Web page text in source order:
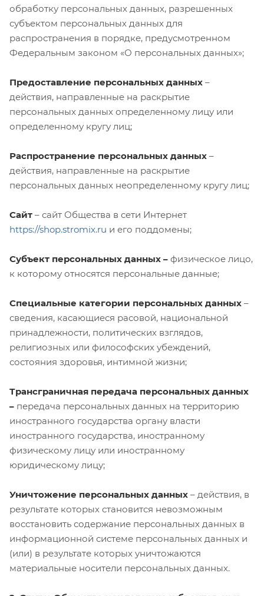
обработку персональных данных, разрешенных
субъектом персональных данных для
распространения в порядке, предусмотренном
Федеральным законом «О персональных данных»;
Предоставление персональных данных –
действия, направленные на раскрытие
персональных данных определенному лицу или
определенному кругу лиц;
Распространение персональных данных –
действия, направленные на раскрытие
персональных данных неопределенному кругу лиц;
Сайт – сайт Общества в сети Интернет
https://shop.stromix.ru и его поддомены;
Субъект персональных данных – физическое лицо,
к которому относятся персональные данные;
Специальные категории персональных данных –
сведения, касающиеся расовой, национальной
принадлежности, политических взглядов,
религиозных или философских убеждений,
состояния здоровья, интимной жизни;
Трансграничная передача персональных данных
– передача персональных данных на территорию
иностранного государства органу власти
иностранного государства, иностранному
физическому лицу или иностранному
юридическому лицу;
Уничтожение персональных данных – действия, в
результате которых становится невозможным
восстановить содержание персональных данных в
информационной системе персональных данных и
(или) в результате которых уничтожаются
материальные носители персональных данных.